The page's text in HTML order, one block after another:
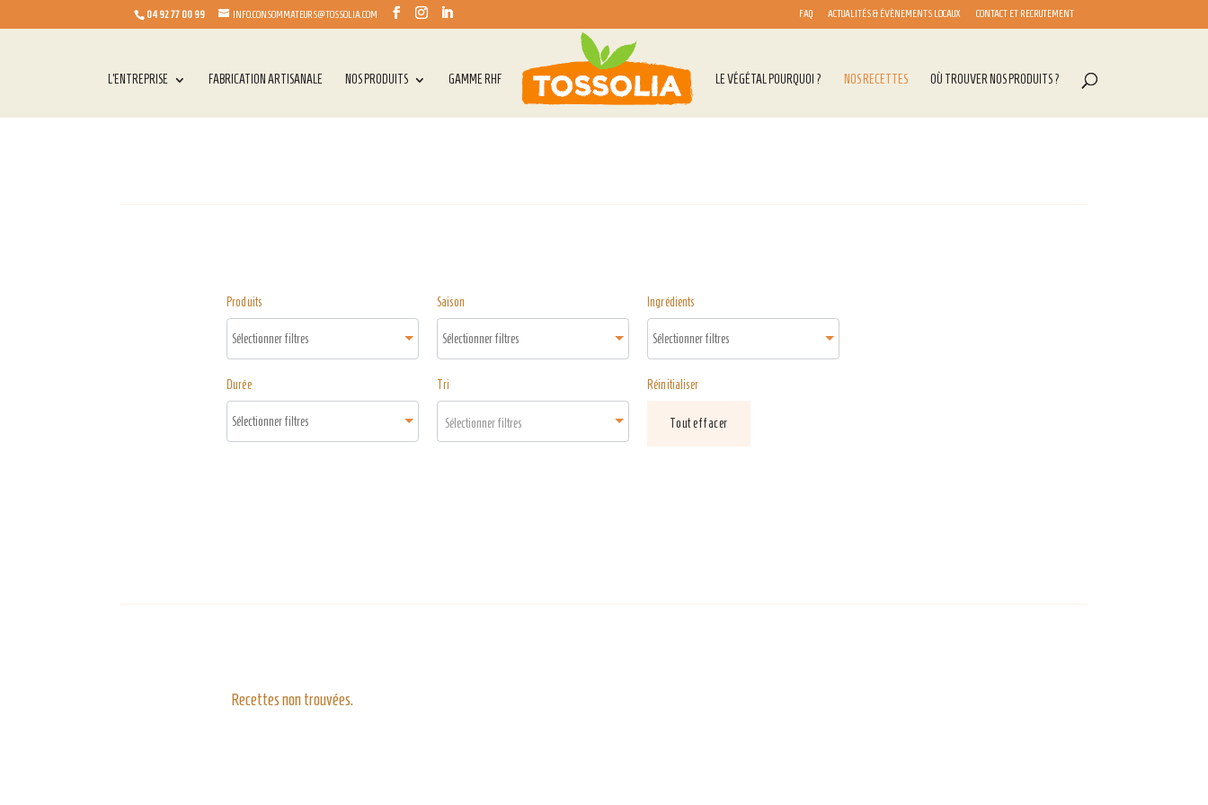
04 92 77 00 99 INFO.CONSOMMATEURS@TOSSOLIA.COM FAQ ACTUALITÉS & ÉVÈNEMENTS LOCAUX CONTACT ET RECRUTEMENT
L’ENTREPRISE FABRICATION ARTISANALE NOS PRODUITS GAMME RHF LE VÉGÉTAL POURQUOI ? NOS RECETTES OÙ TROUVER NOS PRODUITS ?
Produits Saison Ingrédients
Durée Tri
Sélectionner filtres
Réinitialiser
Tout effacer
Recettes non trouvées.